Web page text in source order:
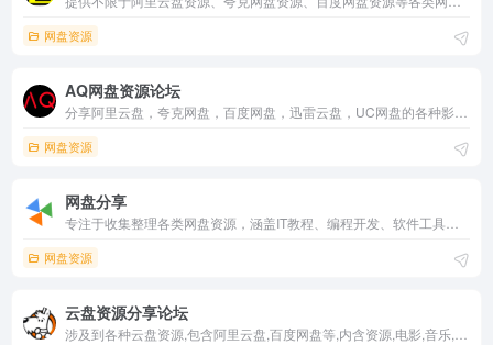
网盘资源
AQ网盘资源论坛
网盘资源
网盘分享
网盘资源
云盘资源分享论坛